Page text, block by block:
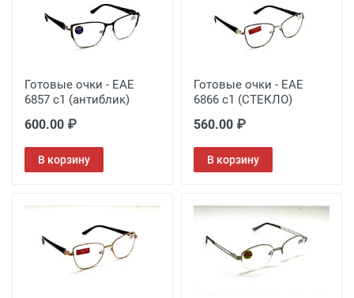
Готовые очки - EAE
6857 с1 (антиблик)
600.00 ₽
В корзину
Готовые очки - EAE
6866 с1 (СТЕКЛО)
560.00 ₽
В корзину